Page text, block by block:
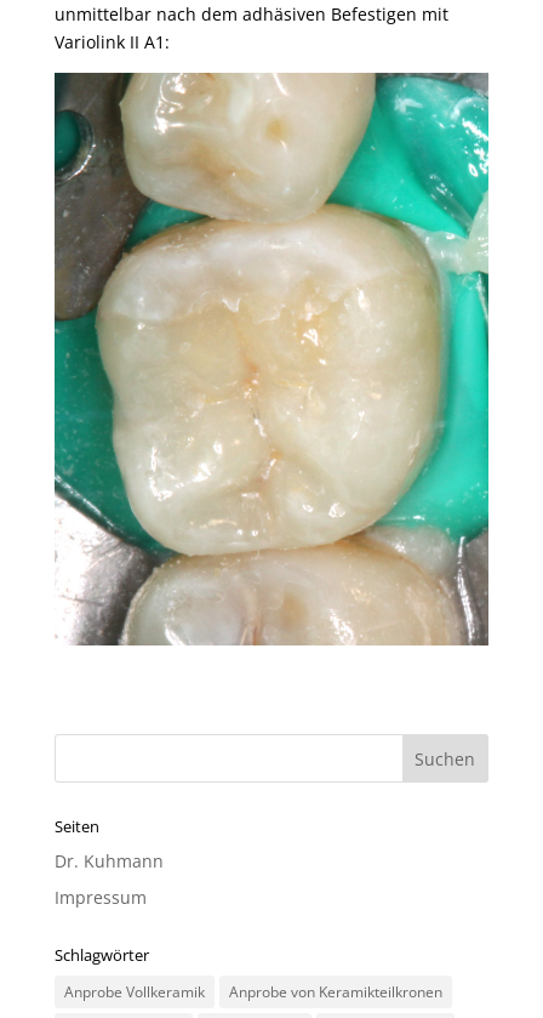
unmittelbar nach dem adhäsiven Befestigen mit
Variolink II A1:
Seiten
Dr. Kuhmann
Impressum
Schlagwörter
Anprobe Vollkeramik
Anprobe von Keramikteilkronen